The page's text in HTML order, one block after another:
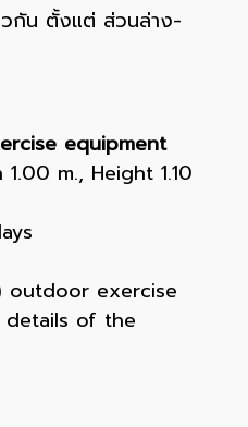
วกัน ตั้งแต่ ส่วนล่าง-
equipment
m., Height 1.10
outdoor exercise
details of the